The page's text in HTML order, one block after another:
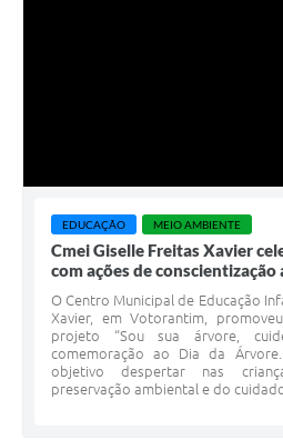
EDUCAÇÃO MEIO AMBIENTE
Cmei Giselle Freitas Xavier
com ações de
O Centro Municipal de Educação
Xavier, em Votorantim,
projeto “Sou sua árvore,
comemoração ao Dia da
objetivo despertar nas
preservação ambiental e do cuidado